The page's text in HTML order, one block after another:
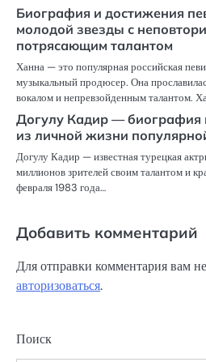
Биография и достижения
молодой звезды с
потрясающим талантом
Ханна — это популярная российская
музыкальный продюсер. Она
вокалом и непревзойденным талантом.
Догулу Кадир — биография
из личной жизни
Догулу Кадир — известная турецкая
миллионов зрителей своим талантом и
февраля 1983 года…
Добавить комментарий
Для отправки комментария вам
авторизоваться.
Поиск